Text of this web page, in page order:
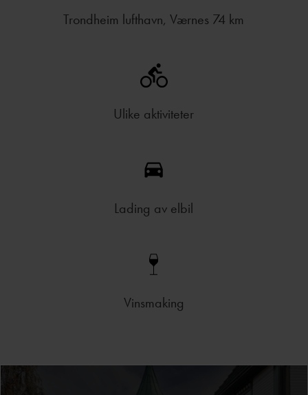
Trondheim lufthavn, Værnes 74 km
Ulike aktiviteter
Lading av elbil
Vinsmaking